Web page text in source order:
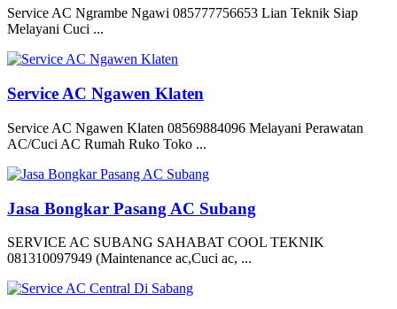
Service AC Ngrambe Ngawi 085777756653 Lian Teknik Siap
Melayani Cuci ...
Service AC Ngawen Klaten
Service AC Ngawen Klaten 08569884096 Melayani Perawatan
AC/Cuci AC Rumah Ruko Toko ...
Jasa Bongkar Pasang AC Subang
SERVICE AC SUBANG SAHABAT COOL TEKNIK
081310097949 (Maintenance ac,Cuci ac, ...